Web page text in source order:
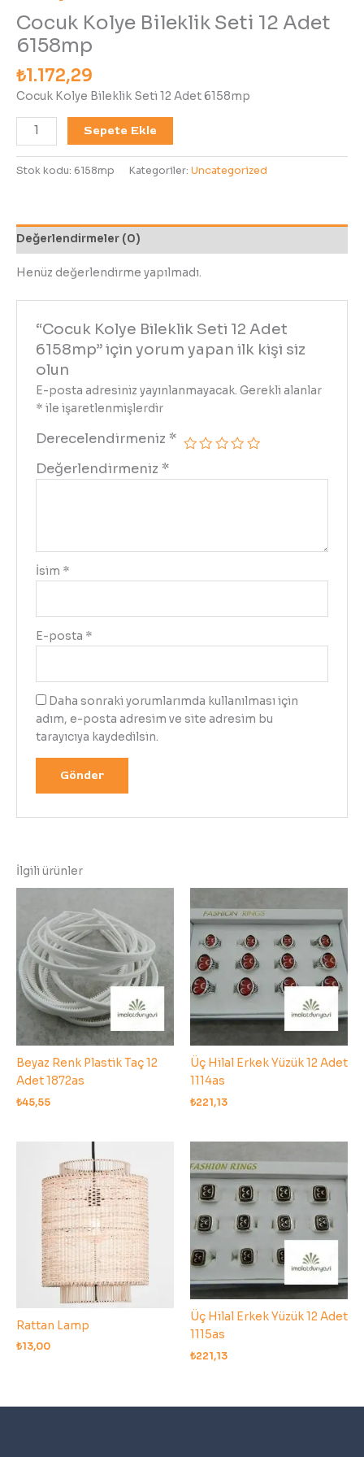
Cocuk Kolye Bileklik Seti 12 Adet
6158mp
₺1.172,29
Cocuk Kolye Bileklik Seti 12 Adet 6158mp
Sepete Ekle
Stok kodu: 6158mp Kategoriler: Uncategorized
Değerlendirmeler (0)
Henüz değerlendirme yapılmadı.
“Cocuk Kolye Bileklik Seti 12 Adet
6158mp” için yorum yapan ilk kişi siz
olun
E-posta adresiniz yayınlanmayacak. Gerekli alanlar
* ile işaretlenmişlerdir
Derecelendirmeniz *
Değerlendirmeniz *
İsim *
E-posta *
Daha sonraki yorumlarımda kullanılması için
adım, e-posta adresim ve site adresim bu
tarayıcıya kaydedilsin.
İlgili ürünler
Beyaz Renk Plastik Taç 12
Adet 1872as
₺45,55
Üç Hilal Erkek Yüzük 12 Adet
1114as
₺221,13
Rattan Lamp
₺13,00
Üç Hilal Erkek Yüzük 12 Adet
1115as
₺221,13